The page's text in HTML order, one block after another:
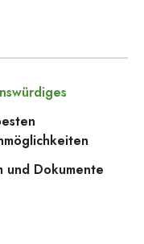
und Dokumente